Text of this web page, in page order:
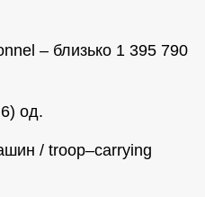
– близько 1 395 790
од.
/ troop–carrying